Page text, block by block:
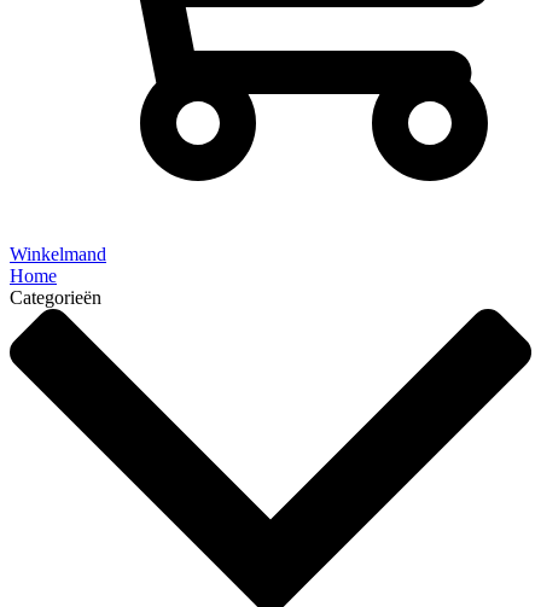
Winkelmand
Home
Categorieën